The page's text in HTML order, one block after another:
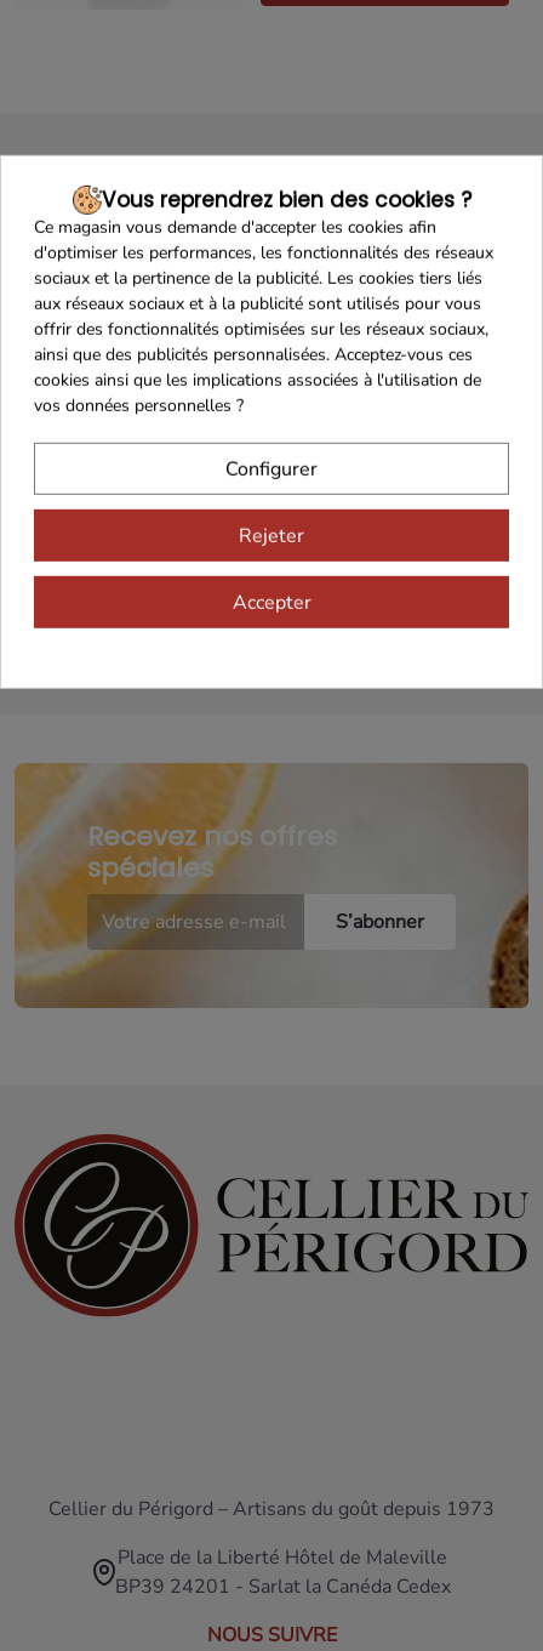
Maison Familiale Paiement Sécurisé
Franco de port 79€ Livraison 24h/48h
Cadeaux dès 99€
Recevez nos offres
spéciales
Cellier du Périgord – Artisans du goût depuis 1973
Place de la Liberté Hôtel de Maleville
BP39 24201 - Sarlat la Canéda Cedex
NOUS SUIVRE
Vous reprendrez bien des cookies ?
Ce magasin vous demande d'accepter les cookies afin
d'optimiser les performances, les fonctionnalités des réseaux
sociaux et la pertinence de la publicité. Les cookies tiers liés
aux réseaux sociaux et à la publicité sont utilisés pour vous
offrir des fonctionnalités optimisées sur les réseaux sociaux,
ainsi que des publicités personnalisées. Acceptez-vous ces
cookies ainsi que les implications associées à l'utilisation de
vos données personnelles ?
Configurer
Rejeter
Accepter